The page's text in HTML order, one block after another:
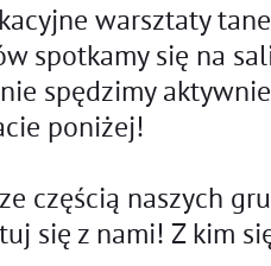
warsztaty
spotkamy się na
spędzimy
poniżej!
częścią naszych
się z nami! Z kim